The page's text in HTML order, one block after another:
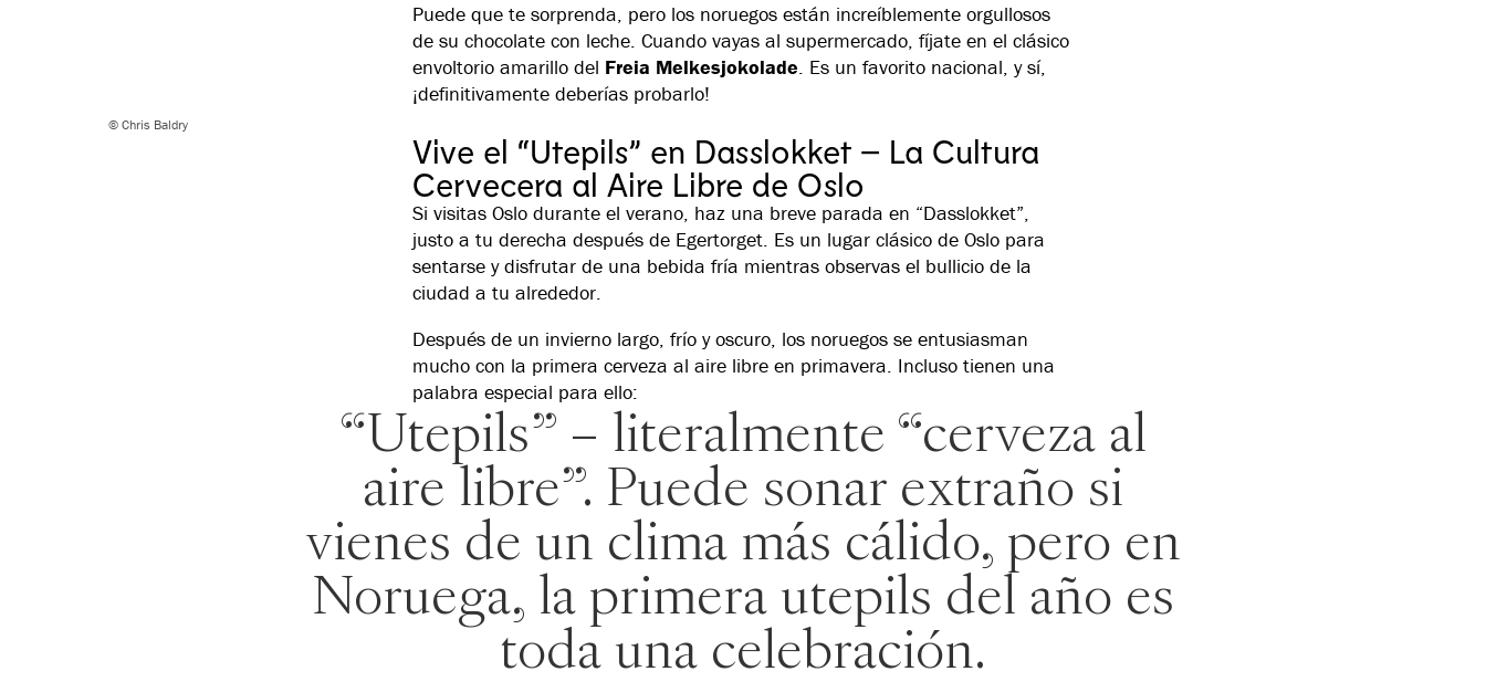
Puede que te sorprenda, pero los noruegos están increíblemente orgullosos
de su chocolate con leche. Cuando vayas al supermercado, fíjate en el clásico
envoltorio amarillo del Freia Melkesjokolade. Es un favorito nacional, y sí,
¡definitivamente deberías probarlo!
© Chris Baldry
Vive el “Utepils” en Dasslokket – La Cultura
Cervecera al Aire Libre de Oslo
Si visitas Oslo durante el verano, haz una breve parada en “Dasslokket”,
justo a tu derecha después de Egertorget. Es un lugar clásico de Oslo para
sentarse y disfrutar de una bebida fría mientras observas el bullicio de la
ciudad a tu alrededor.
Después de un invierno largo, frío y oscuro, los noruegos se entusiasman
mucho con la primera cerveza al aire libre en primavera. Incluso tienen una
palabra especial para ello:
“Utepils” – literalmente “cerveza al
aire libre”. Puede sonar extraño si
vienes de un clima más cálido, pero en
Noruega, la primera utepils del año es
toda una celebración.